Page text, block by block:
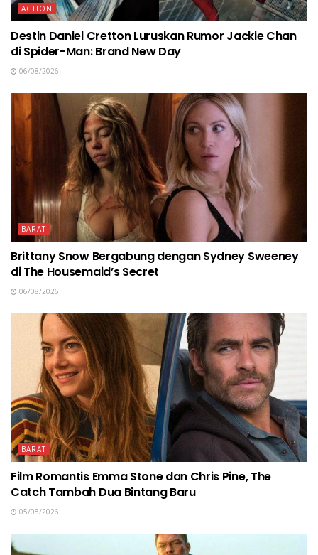
ACTION
Destin Daniel Cretton Luruskan Rumor Jackie Chan
di Spider-Man: Brand New Day
06/08/2026
BARAT
Brittany Snow Bergabung dengan Sydney Sweeney
di The Housemaid’s Secret
06/08/2026
BARAT
Film Romantis Emma Stone dan Chris Pine, The
Catch Tambah Dua Bintang Baru
05/08/2026